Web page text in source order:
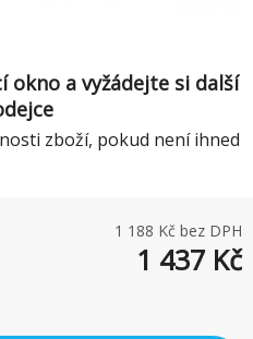
1 188 Kč bez DPH
1 437 Kč
okno a vyžádejte si další
zboží, pokud není ihned